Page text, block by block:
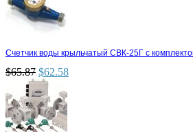
Счетчик воды крыльчатый СВК-25Г с
$65.87 $62.58